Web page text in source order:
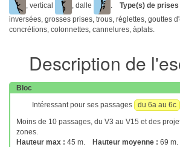
, vertical
, dalle Type(s) de prises
inversées, grosses prises, trous, réglettes, gouttes
concrétions, colonnettes, cannelures, àplats.
Description de
Bloc
Intéressant pour ses passages
du 6a au 6c
Moins de 10 passages, du V3 au V15 et des
zones.
Hauteur max : 45 m. Hauteur moyenne : 69 m.